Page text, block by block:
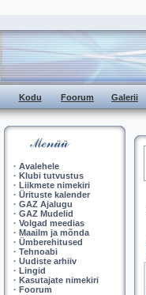
Kodu Foorum Galerii
· Avalehele
· Klubi tutvustus
· Liikmete nimekiri
· Ürituste kalender
· GAZ Ajalugu
· GAZ Mudelid
· Volgad meedias
· Maailm ja mõnda
· Ümberehitused
· Tehnoabi
· Uudiste arhiiv
· Lingid
· Kasutajate nimekiri
· Foorum